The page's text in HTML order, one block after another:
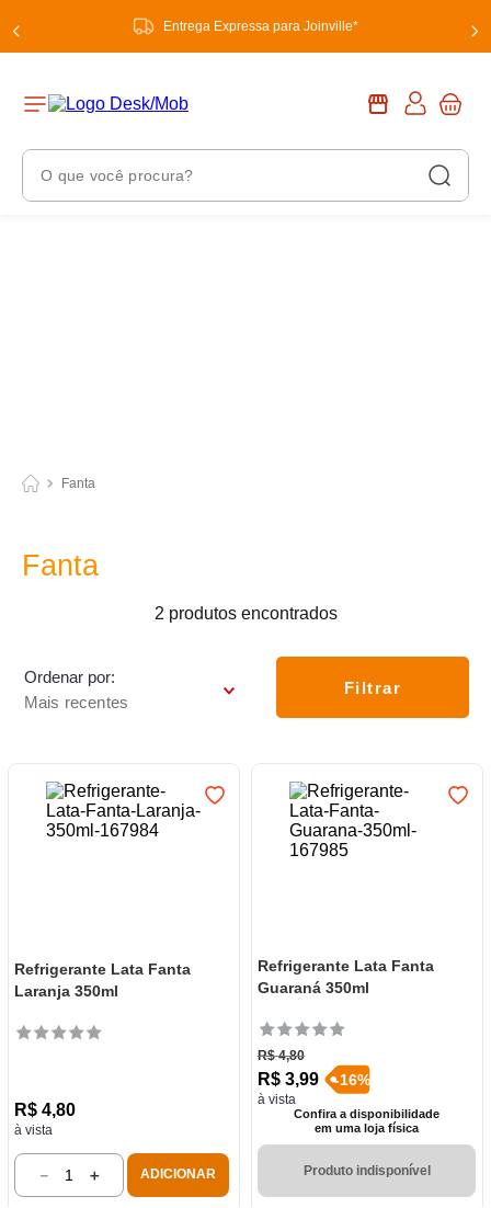
Entrega Expressa para Joinville*
O que você procura?
Fanta
Fanta
2 produtos
Ordenar por
Mais recentes
Filtrar
Refrigerante Lata Fanta
Laranja 350ml
R$ 4,80
à vista
＋
－ ADICIONAR
Refrigerante Lata Fanta
Guaraná 350ml
R$ 4,80
R$ 3,99
à vista
-16%
Confira a disponibilidade
em uma loja física
Produto indisponível
frigideira multiflon